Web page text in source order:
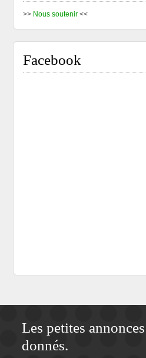
>> Nous soutenir <<
Facebook
Les petites
donnés.